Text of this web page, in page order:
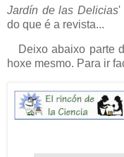
Jardín de las Delicias'
do que é a revista...
Deixo abaixo parte
hoxe mesmo. Para ir